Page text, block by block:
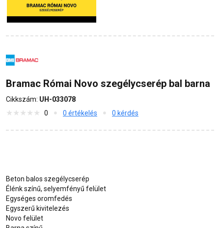
Bramac Római Novo szegélycserép bal barna
Cikkszám: UH-033078
0
0 értékelés 0 kérdés
Beton balos szegélycserép
Élénk színű, selyemfényű felület
Egységes oromfedés
Egyszerű kivitelezés
Novo felület